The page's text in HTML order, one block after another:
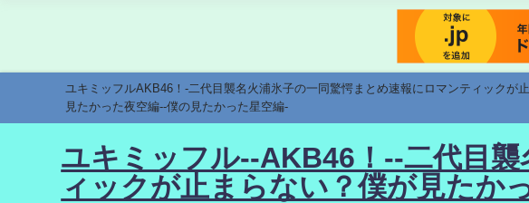
ユキミッフルAKB46！-二代目襲名火浦氷子の一同驚愕まとめ速報にロマンティック
見たかった夜空編--僕の見たかった星空編-
ユキミッフル--AKB46！--二代目
ィックが止まらない？僕が見たか